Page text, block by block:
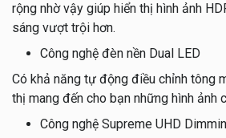
rộng nhờ vậy giúp hiển thị hình ảnh
sáng vượt trội hơn.
Công nghệ đèn nền Dual LED
Có khả năng tự động điều chỉnh tông
thị mang đến cho bạn những hình ảnh
Công nghệ Supreme UHD